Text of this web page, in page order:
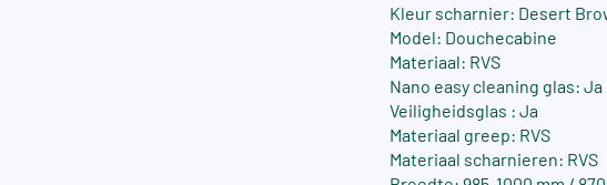
Kleur scharnier: Desert
Model: Douchecabine
Materiaal: RVS
Nano easy cleaning glas: Ja
Veiligheidsglas : Ja
Materiaal greep: RVS
Materiaal scharnieren: RVS